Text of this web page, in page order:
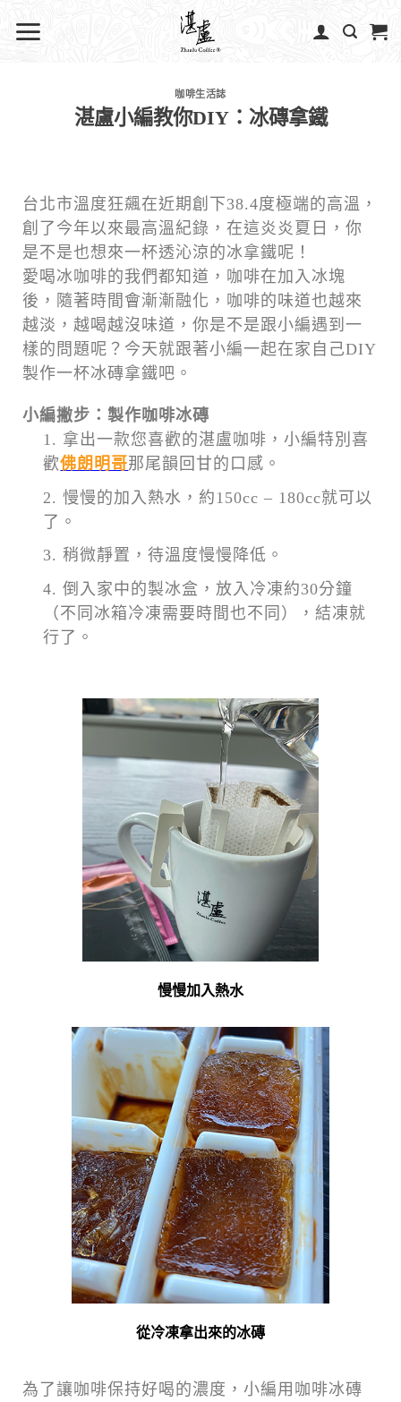
咖啡生活誌
湛盧小編教你DIY：冰磚拿鐵
台北市溫度狂飆在近期創下38.4度極端的高溫，
創了今年以來最高溫紀錄，在這炎炎夏日，你
是不是也想來一杯透沁涼的冰拿鐵呢！
愛喝冰咖啡的我們都知道，咖啡在加入冰塊
後，隨著時間會漸漸融化，咖啡的味道也越來
越淡，越喝越沒味道，你是不是跟小編遇到一
樣的問題呢？今天就跟著小編一起在家自己DIY
製作一杯冰磚拿鐵吧。
小編撇步：製作咖啡冰磚
拿出一款您喜歡的湛盧咖啡，小編特別喜
歡佛朗明哥那尾韻回甘的口感。
慢慢的加入熱水，約150cc – 180cc就可以
了。
稍微靜置，待溫度慢慢降低。
倒入家中的製冰盒，放入冷凍約30分鐘
（不同冰箱冷凍需要時間也不同），結凍就
行了。
慢慢加入熱水
從冷凍拿出來的冰磚
為了讓咖啡保持好喝的濃度，小編用咖啡冰磚